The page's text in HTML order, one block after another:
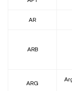
AR
ARB
ARG